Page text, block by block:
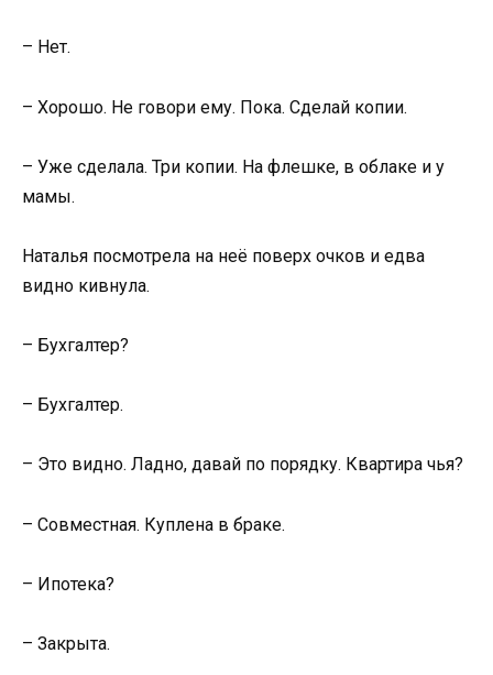
– Нет.
– Хорошо. Не говори ему. Пока. Сделай копии.
– Уже сделала. Три копии. На флешке, в облаке и у
мамы.
Наталья посмотрела на неё поверх очков и едва
видно кивнула.
– Бухгалтер?
– Бухгалтер.
– Это видно. Ладно, давай по порядку. Квартира чья?
– Совместная. Куплена в браке.
– Ипотека?
– Закрыта.